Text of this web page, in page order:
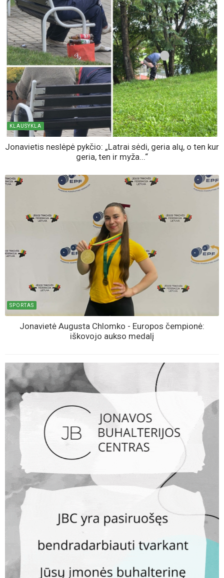
KLAUSYKLA
Jonavietis neslėpė pykčio: „Latrai sėdi, geria alų, o ten kur
geria, ten ir myža...“
SPORTAS
Jonavietė Augusta Chlomko - Europos čempionė:
iškovojo aukso medalį